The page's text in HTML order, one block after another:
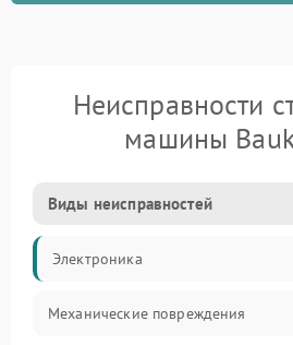
Неисправности
машины
Виды неисправностей
Электроника
Механические повреждения